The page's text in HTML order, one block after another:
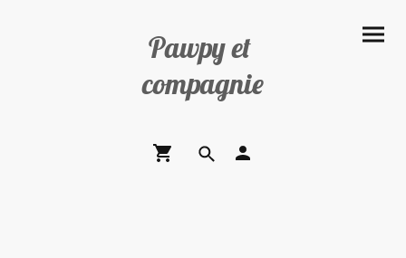
Pawpy et
compagnie